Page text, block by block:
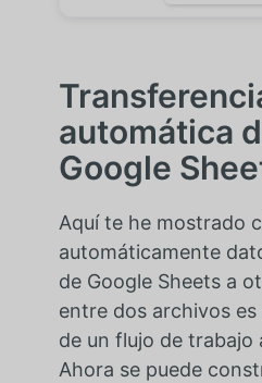
automática
Google
Aquí te he mostrado
automáticamente
de Google Sheets a
entre dos archivos
de un flujo de trabajo
Ahora se puede